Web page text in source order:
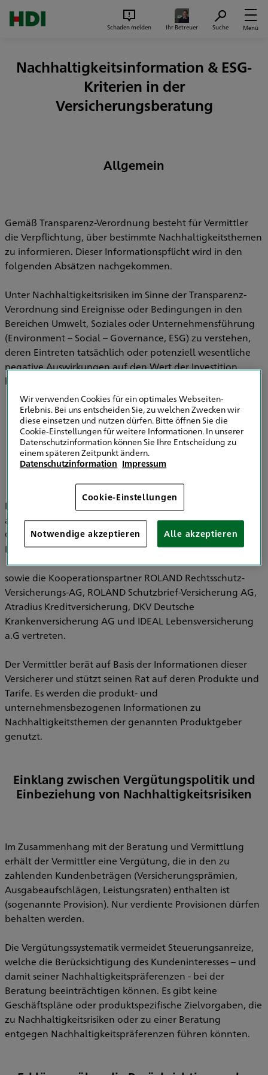
Schaden melden Ihr Betreuer Suche Menü
Nachhaltigkeitsinformation & ESG-
Kriterien in der
Versicherungsberatung
Allgemein
Gemäß Transparenz-Verordnung besteht für Vermittler
die Verpflichtung, über bestimmte Nachhaltigkeitsthemen
zu informieren. Dieser Informationspflicht wird in den
folgenden Absätzen nachgekommen.
Unter Nachhaltigkeitsrisiken im Sinne der Transparenz-
Verordnung sind Ereignisse oder Bedingungen in den
Bereichen Umwelt, Soziales oder Unternehmensführung
(Environment – Social – Governance, ESG) zu verstehen,
deren Eintreten tatsächlich oder potenziell wesentliche
negative Auswirkungen auf den Wert der Investition
haben können.
Informationen zu Strategien zur
Einbeziehung von Nachhaltigkeitsrisiken in
der Versicherungsberatung
Im Bereich der Versicherungsvermittlung werden
ausschließlich die HDI Versicherung AG, HDI Global SE, HDI
Global Specialty SE, HDI Lebensversicherung AG, HDI
Pensionsfonds AG, HDI Pensionskasse AG
sowie die Kooperationspartner ROLAND Rechtsschutz-
Versicherungs-AG, ROLAND Schutzbrief-Versicherung AG,
Atradius Kreditversicherung, DKV Deutsche
Krankenversicherung AG und IDEAL Lebensversicherung
a.G vertreten.
Der Vermittler berät auf Basis der Informationen dieser
Versicherer und stützt seinen Rat auf deren Produkte und
Tarife. Es werden die produkt- und
unternehmensbezogenen Informationen zu
Nachhaltigkeitsthemen der genannten Produktgeber
genutzt.
Einklang zwischen Vergütungspolitik und
Einbeziehung von Nachhaltigkeitsrisiken
Im Zusammenhang mit der Beratung und Vermittlung
erhält der Vermittler eine Vergütung, die in den zu
zahlenden Kundenbeträgen (Versicherungsprämien,
Ausgabeaufschlägen, Leistungsraten) enthalten ist
(sogenannte Provision). Nur verdiente Provisionen dürfen
behalten werden.
Die Vergütungssystematik vermeidet Steuerungsanreize,
welche die Berücksichtigung des Kundeninteresses – und
damit seiner Nachhaltigkeitspräferenzen - bei der
Beratung beeinträchtigen können. Es gibt keine
Geschäftspläne oder produktspezifische Zielvorgaben, die
zu Nachhaltigkeitsrisiken oder zu einer Beratung
entgegen Nachhaltigkeitspräferenzen führen könnten.
Wir verwenden Cookies für ein optimales Webseiten-
Erlebnis. Bei uns entscheiden Sie, zu welchen Zwecken wir
diese einsetzen und nutzen dürfen. Bitte öffnen Sie die
Cookie-Einstellungen für weitere Informationen. In unserer
Datenschutzinformation können Sie Ihre Entscheidung zu
einem späteren Zeitpunkt ändern.
Datenschutzinformation Impressum
Cookie-Einstellungen
Notwendige akzeptieren Alle akzeptieren